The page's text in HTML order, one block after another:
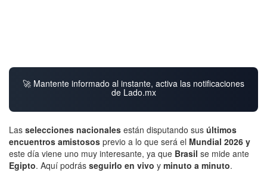
🚀 Mantente informado al instante, activa las notificaciones
de Lado.mx
Las selecciones nacionales están disputando sus últimos
encuentros amistosos previo a lo que será el Mundial 2026 y
este día viene uno muy interesante, ya que Brasil se mide ante
Egipto. Aquí podrás seguirlo en vivo y minuto a minuto.